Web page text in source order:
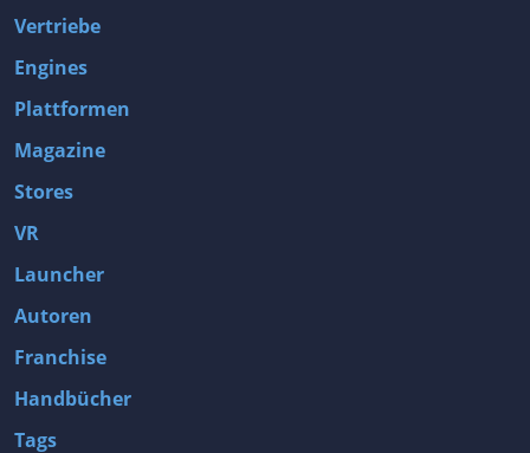
Vertriebe
Engines
Plattformen
Magazine
Stores
VR
Launcher
Autoren
Franchise
Handbücher
Tags